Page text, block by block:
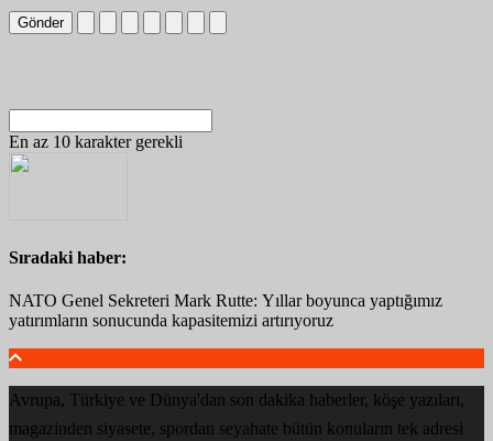
Gönder
En az 10 karakter gerekli
Sıradaki haber:
NATO Genel Sekreteri Mark Rutte: Yıllar boyunca yaptığımız
yatırımların sonucunda kapasitemizi artırıyoruz
Avrupa, Türkiye ve Dünya'dan son dakika haberler, köşe yazıları,
magazinden siyasete, spordan seyahate bütün konuların tek adresi